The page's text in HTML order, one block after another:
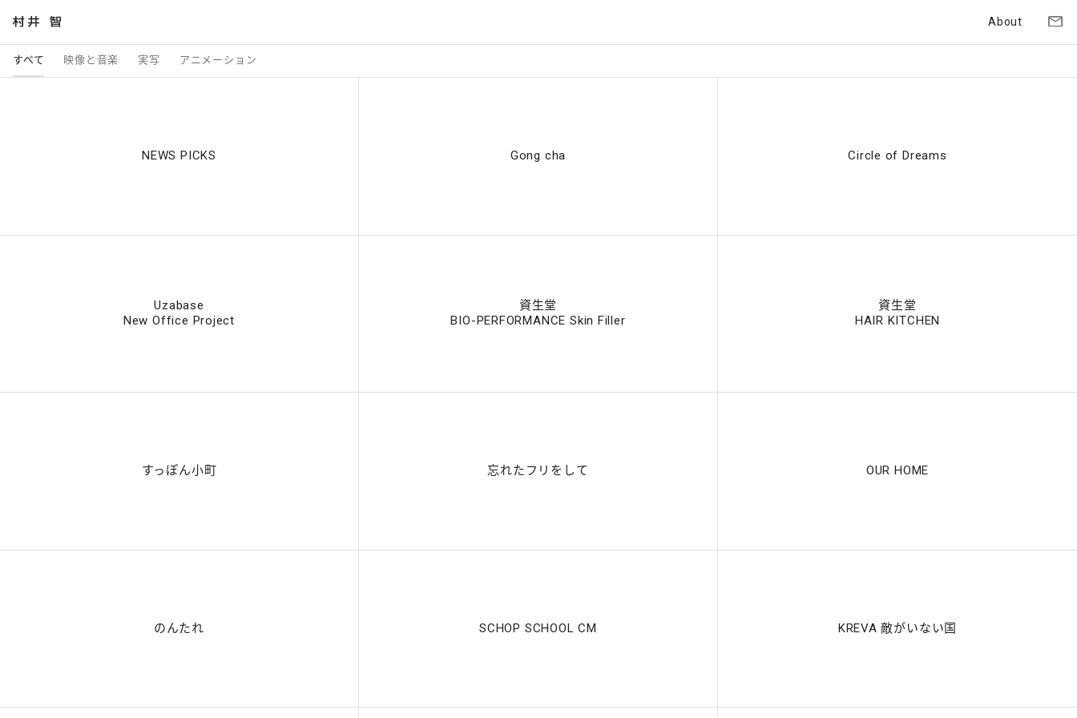
About
すべて 映像と音楽 実写 アニメーション
NEWS PICKS Gong cha Circle of Dreams
Uzabase
New Office Project
資生堂
BIO-PERFORMANCE Skin Filler
資生堂
HAIR KITCHEN
すっぽん小町 忘れたフリをして OUR HOME
のんたれ SCHOP SCHOOL CM KREVA 敵がいない国